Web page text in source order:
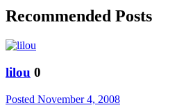
Recommended Posts
lilou 0
Posted November 4, 2008